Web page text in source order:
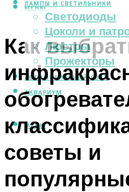
ЛАМПЫ И СВЕТИЛЬНИКИ
Светодиоды
Цоколи и
Люстры
Прожекторы
АВТОМОБИЛЬНЫЙ СВЕТ
АКВАРИУМ
МЕНЮ
МЕНЮ
Как
советы и